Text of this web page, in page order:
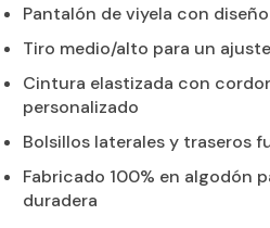
Pantalón de viyela con
Tiro medio/alto para un
Cintura elastizada con
personalizado
Bolsillos laterales y traseros
Fabricado 100% en algodón
duradera